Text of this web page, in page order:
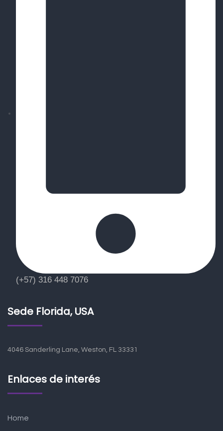
(+57) 316 448 7076
Sede Florida, USA
4046 Sanderling Lane, Weston, FL 33331
Enlaces de interés
Home